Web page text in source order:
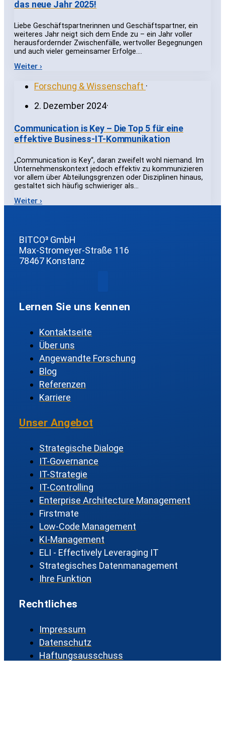
das neue Jahr 2025!
Liebe Geschäftspartnerinnen und Geschäftspartner, ein
weiteres Jahr neigt sich dem Ende zu – ein Jahr voller
herausfordernder Zwischenfälle, wertvoller Begegnungen
und auch vieler gemeinsamer Erfolge.…
Weiter ›
Forschung & Wissenschaft ·
2. Dezember 2024·
Communication is Key – Die Top 5 für eine
effektive Business-IT-Kommunikation
„Communication is Key“, daran zweifelt wohl niemand. Im
Unternehmenskontext jedoch effektiv zu kommunizieren
vor allem über Abteilungsgrenzen oder Disziplinen hinaus,
gestaltet sich häufig schwieriger als…
Weiter ›
BITCO³ GmbH
Max-Stromeyer-Straße 116
78467 Konstanz
Lernen Sie uns kennen
Kontaktseite
Über uns
Angewandte Forschung
Blog
Referenzen
Karriere
Unser Angebot
Strategische Dialoge
IT-Governance
IT-Strategie
IT-Controlling
Enterprise Architecture Management
Firstmate
Low-Code Management
KI-Management
ELI - Effectively Leveraging IT
Strategisches Datenmanagement
Ihre Funktion
Rechtliches
Impressum
Datenschutz
Haftungsausschuss